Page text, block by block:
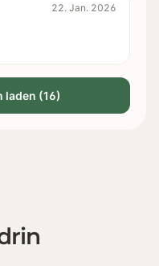
22. Jan. 2026
laden (16)